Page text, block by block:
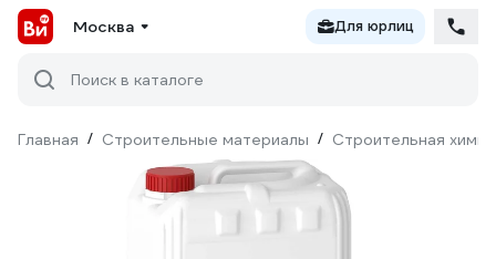
Москва Для юрлиц
Поиск в каталоге
Главная / Строительные материалы / Строительная химия